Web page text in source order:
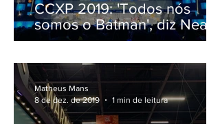
CCXP 2019: 'Todos nós
somos o Batman', diz Neal
Adams
Matheus Mans
8 de dez. de 2019
1 min de leitura